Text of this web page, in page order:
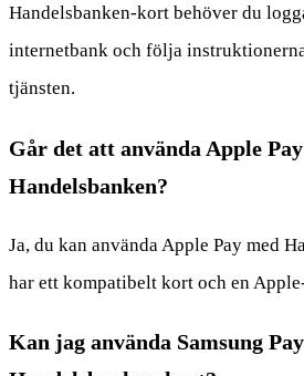
Handelsbanken-kort behöver du
internetbank och följa
tjänsten.
Går det att använda Apple
Handelsbanken?
Ja, du kan använda Apple Pay med
har ett kompatibelt kort och en
Kan jag använda Samsung